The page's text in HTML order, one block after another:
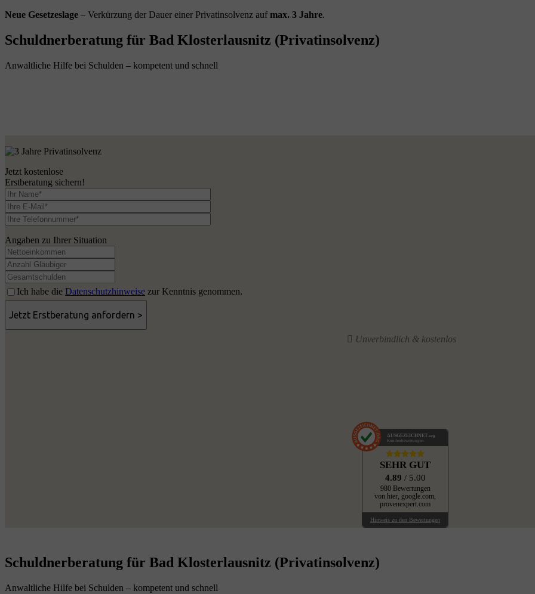
Neue Gesetzeslage – Verkürzung der Dauer einer Privatinsolvenz aufmax. 3 Jahre.
Schuldnerberatung für Bad Klosterlausnitz (Privatinsolvenz)
Anwaltliche Hilfe bei Schulden – kompetent und schnell
Jetzt kostenlose
Erstberatung sichern!
Angaben zu Ihrer Situation
Ich habe die Datenschutzhinweise zur Kenntnis genommen.
Unverbindlich & kostenlos
AUSGEZEICHNET .org
Kundenbewertungen
SEHR GUT
4.89 / 5.00
980 Bewertungen
von hier, google.com,
provenexpert.com
Hinweis zu den Bewertungen
Schuldnerberatung für Bad Klosterlausnitz (Privatinsolvenz)
Anwaltliche Hilfe bei Schulden – kompetent und schnell